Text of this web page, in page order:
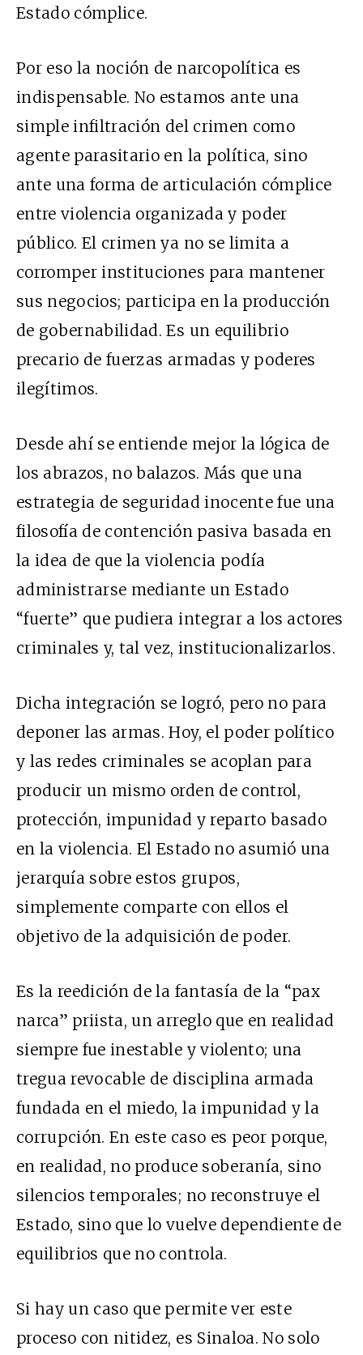
Estado cómplice.
Por eso la noción de narcopolítica es
indispensable. No estamos ante una
simple infiltración del crimen como
agente parasitario en la política, sino
ante una forma de articulación cómplice
entre violencia organizada y poder
público. El crimen ya no se limita a
corromper instituciones para mantener
sus negocios; participa en la producción
de gobernabilidad. Es un equilibrio
precario de fuerzas armadas y poderes
ilegítimos.
Desde ahí se entiende mejor la lógica de
los abrazos, no balazos. Más que una
estrategia de seguridad inocente fue una
filosofía de contención pasiva basada en
la idea de que la violencia podía
administrarse mediante un Estado
“fuerte” que pudiera integrar a los actores
criminales y, tal vez, institucionalizarlos.
Dicha integración se logró, pero no para
deponer las armas. Hoy, el poder político
y las redes criminales se acoplan para
producir un mismo orden de control,
protección, impunidad y reparto basado
en la violencia. El Estado no asumió una
jerarquía sobre estos grupos,
simplemente comparte con ellos el
objetivo de la adquisición de poder.
Es la reedición de la fantasía de la “pax
narca” priista, un arreglo que en realidad
siempre fue inestable y violento; una
tregua revocable de disciplina armada
fundada en el miedo, la impunidad y la
corrupción. En este caso es peor porque,
en realidad, no produce soberanía, sino
silencios temporales; no reconstruye el
Estado, sino que lo vuelve dependiente de
equilibrios que no controla.
Si hay un caso que permite ver este
proceso con nitidez, es Sinaloa. No solo